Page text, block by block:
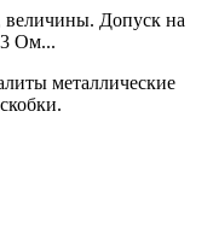
величины. Допуск на
3 Ом...
металлические